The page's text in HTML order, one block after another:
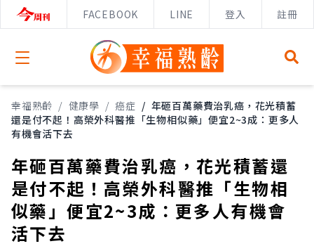
FACEBOOK LINE 登入 註冊
Open menu
幸福熟齡 / 健康學 / 癌症 / 年砸百萬藥費治乳癌，花光積蓄
還是付不起！高榮外科醫推「生物相似藥」便宜2~3成：更多人
有機會活下去
年砸百萬藥費治乳癌，花光積蓄還
是付不起！高榮外科醫推「生物相
似藥」便宜2~3成：更多人有機會
活下去